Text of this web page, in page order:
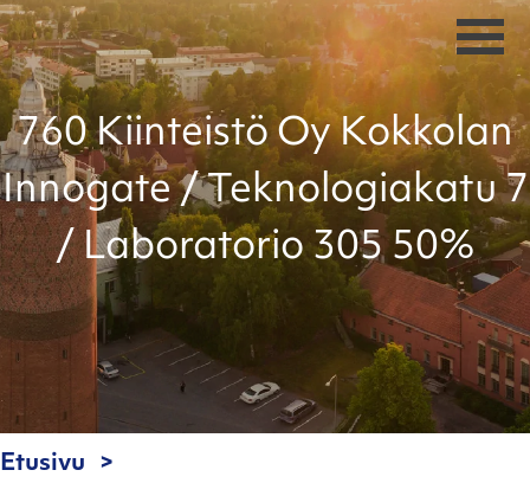
760 Kiinteistö Oy Kokkolan
Innogate / Teknologiakatu 7
/ Laboratorio 305 50%
Etusivu